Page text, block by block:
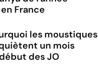
France
les moustiques
un mois
des JO